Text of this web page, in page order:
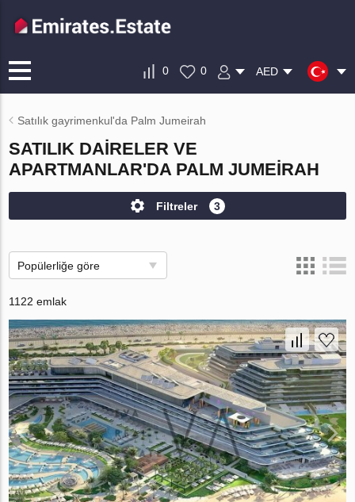
0 0 AED
Satılık gayrimenkul'da Palm Jumeirah
SATILIK DAIRELER VE
APARTMANLAR'DA PALM JUMEIRAH
Filtreler 3
Popülerliğe göre
1122 emlak